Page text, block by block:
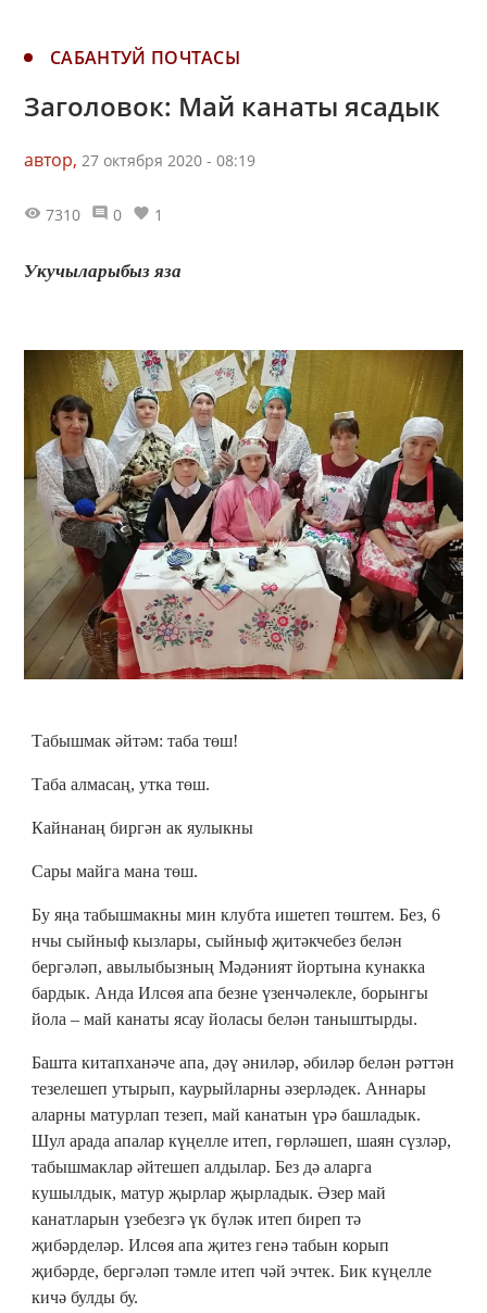
САБАНТУЙ ПОЧТАСЫ
Заголовок: Май канаты ясадык
автор, 27 октября 2020 - 08:19
7310 0 1
Укучыларыбыз яза
Табышмак әйтәм: таба төш!
Таба алмасаң, утка төш.
Кайнанаң биргән ак яулыкны
Сары майга мана төш.
Бу яңа табышмакны мин клубта ишетеп төштем. Без, 6
нчы сыйныф кызлары, сыйныф җитәкчебез белән
бергәләп, авылыбызның Мәдәният йортына кунакка
бардык. Анда Илсөя апа безне үзенчәлекле, борынгы
йола – май канаты ясау йоласы белән таныштырды.
Башта китапханәче апа, дәү әниләр, әбиләр белән рәттән
тезелешеп утырып, каурыйларны әзерләдек. Аннары
аларны матурлап тезеп, май канатын үрә башладык.
Шул арада апалар күңелле итеп, гөрләшеп, шаян сүзләр,
табышмаклар әйтешеп алдылар. Без дә аларга
кушылдык, матур җырлар җырладык. Әзер май
канатларын үзебезгә үк бүләк итеп биреп тә
җибәрделәр. Илсөя апа җитез генә табын корып
җибәрде, бергәләп тәмле итеп чәй эчтек. Бик күңелле
кичә булды бу.